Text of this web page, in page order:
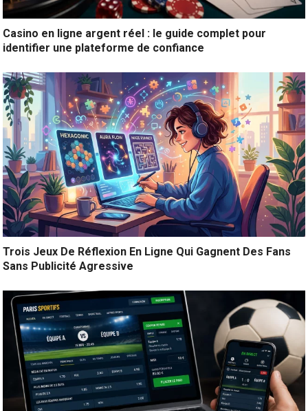
Casino en ligne argent réel : le guide complet pour
identifier une plateforme de confiance
Trois Jeux De Réflexion En Ligne Qui Gagnent Des Fans
Sans Publicité Agressive